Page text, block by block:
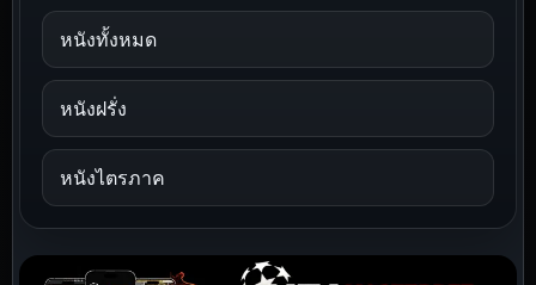
หนังทั้งหมด
หนังฝรั่ง
หนังไตรภาค